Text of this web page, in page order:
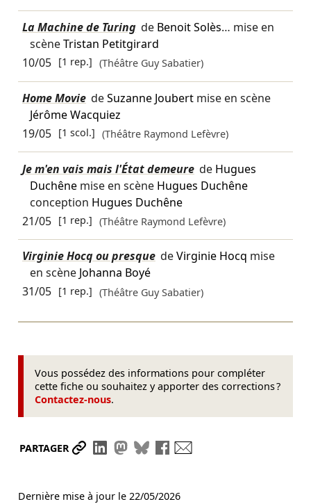
La Machine de Turing de Benoit Solès… mise en
scèneTristan Petitgirard
10/05 [1 rep.] (Théâtre Guy Sabatier)
Home Movie deSuzanne Joubertmise en scène
Jérôme Wacquiez
19/05 [1 scol.] (Théâtre Raymond Lefèvre)
Je m'en vais mais l'État demeure de Hugues
Duchênemise en scène Hugues Duchêne
conception Hugues Duchêne
21/05 [1 rep.] (Théâtre Raymond Lefèvre)
Virginie Hocq ou presque deVirginie Hocq mise
en scène Johanna Boyé
31/05 [1 rep.] (Théâtre Guy Sabatier)
Vous possédez des informations pour compléter
cette fiche ou souhaitez y apporter des corrections ?
Contactez-nous.
PARTAGER Partager le lien
Partager sur LinkedIn
Partager sur Mastodon
Partager sur Bluesky
Partager sur Facebook
Dernière mise à jour le 22/05/2026